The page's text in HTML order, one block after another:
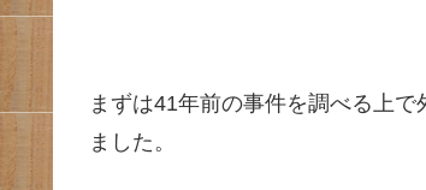
まずは41年前の事件を調べる上で
ました。